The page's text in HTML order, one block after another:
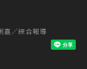
嘉／綜合報導